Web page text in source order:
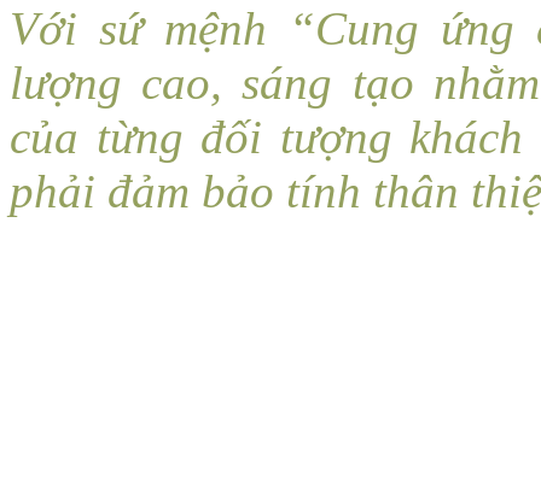
Với sứ mệnh “Cung
lượng cao, sáng tạo
của từng đối tượng
phải đảm bảo tính thân